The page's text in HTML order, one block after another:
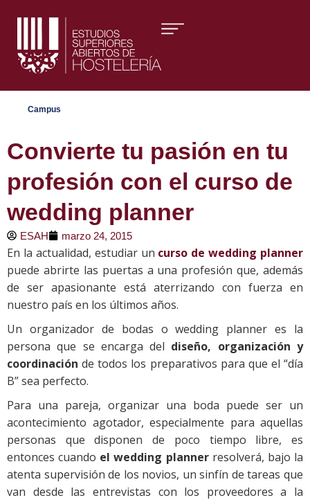
Campus
Convierte tu pasión en tu
profesión con el curso de
wedding planner
ESAH marzo 24, 2015
En la actualidad, estudiar un curso de wedding planner
puede abrirte las puertas a una profesión que, además
de ser apasionante está aterrizando con fuerza en
nuestro país en los últimos años.
Un organizador de bodas o wedding planner es la
persona que se encarga del diseño, organización y
coordinación de todos los preparativos para que el “día
B” sea perfecto.
Para una pareja, organizar una boda puede ser un
acontecimiento agotador, especialmente para aquellas
personas que disponen de poco tiempo libre, es
entonces cuando el wedding plannerresolverá, bajo la
atenta supervisión de los novios, un sinfín de tareas que
van desde las entrevistas con los proveedores a la